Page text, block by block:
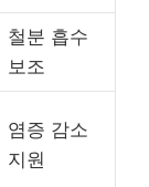
철분 흡수
보조
염증 감소
지원